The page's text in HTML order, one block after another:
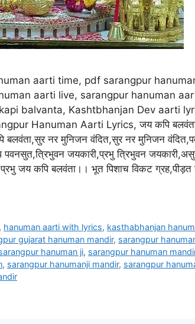
aarti time, pdf sarangpur
aarti live, sarangpur hanuman
balvanta, Kashtbhanjan Dev aarti
Hanuman Aarti Lyrics, जय कपि
नर मुनिजन वंदित,सुर नर मुनिजन
जयकारी,प्रभु त्रिभुवन
जय कपि बलवंता।। भूत पिशाच विकट ग्रह,पीड़त
, hanuman aarti with lyrics, kasthabhanjan
gujarat hanuman mandir, sarangpur
hanuman ji, sarangpur hanuman
, sarangpur hanumanji mandir, sarangpur